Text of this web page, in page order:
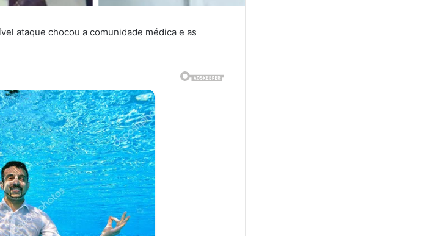
ataque chocou a comunidade médica e as